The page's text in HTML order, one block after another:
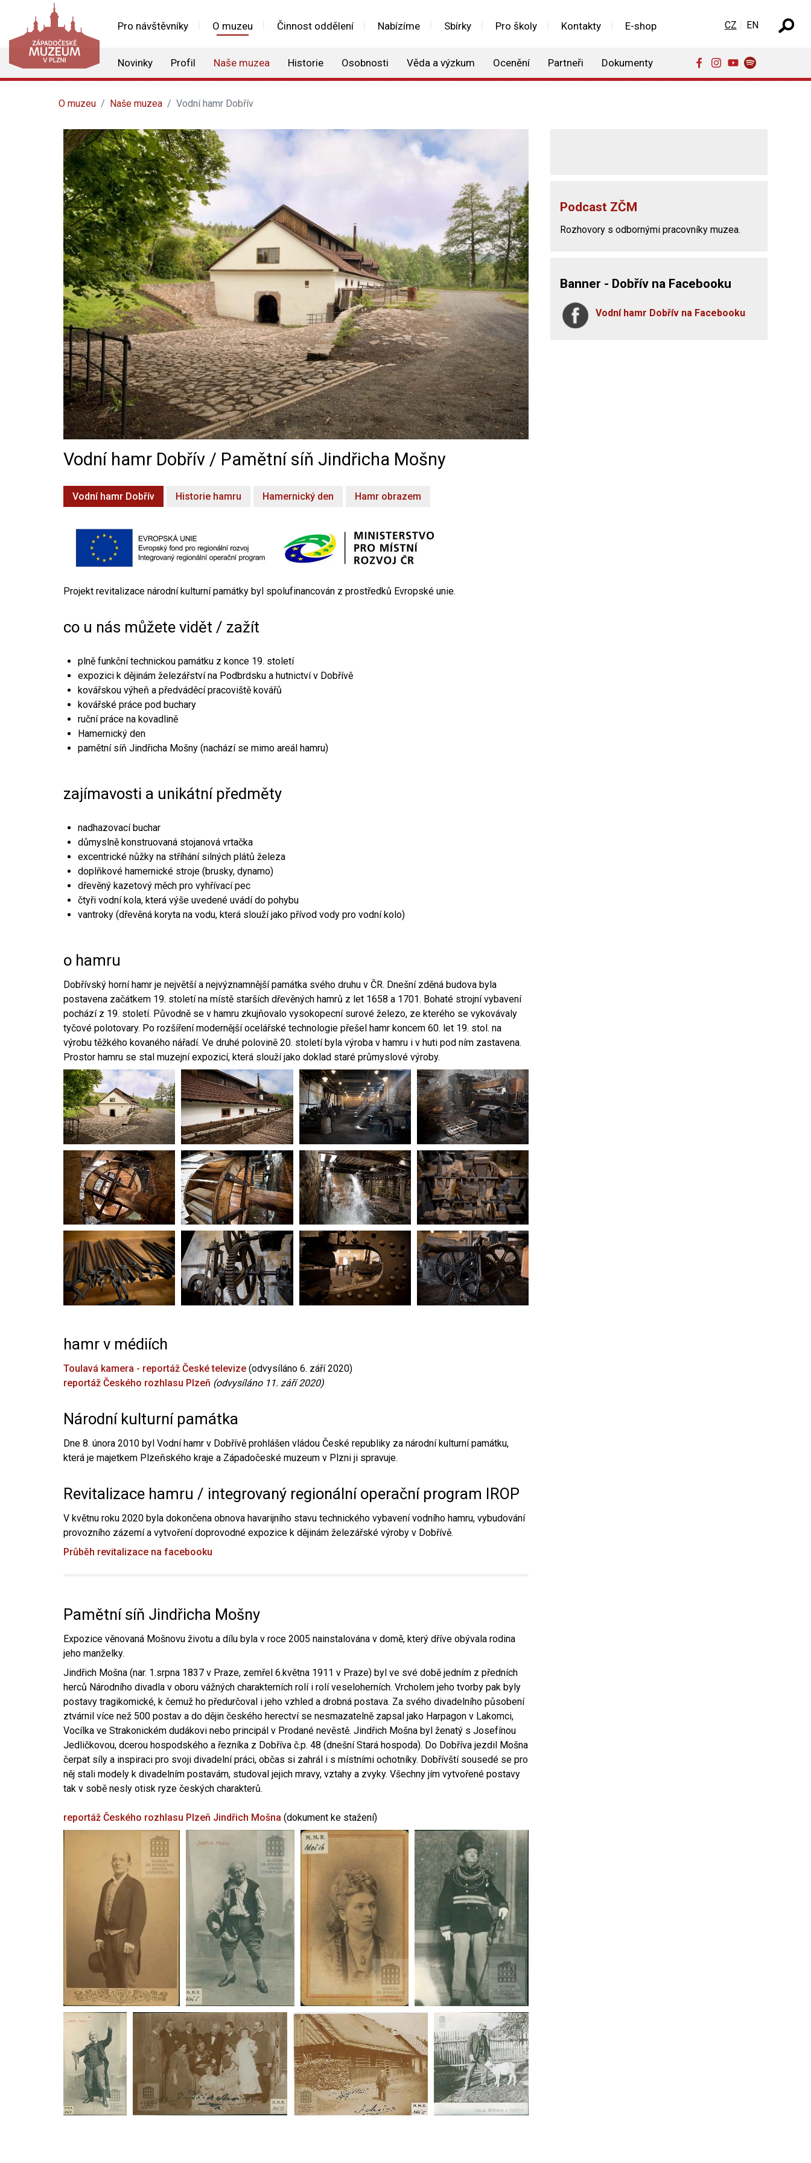
Pro návštěvníky O muzeu Činnost oddělení Nabízíme Sbírky Pro školy Kontakty E-shop
Novinky Profil Naše muzea Historie Osobnosti Věda a výzkum Ocenění Partneři Dokumenty
Zvolte jazyk
CZ EN
O muzeu Naše muzea Vodní hamr Dobřív
Vodní hamr Dobřív / Pamětní síň Jindřicha Mošny
Vodní hamr Dobřív Historie hamru Hamernický den Hamr obrazem
Projekt revitalizace národní kulturní památky byl spolufinancován z prostředků Evropské unie.
co u nás můžete vidět / zažít
plně funkční technickou památku z konce 19. století
expozici k dějinám železářství na Podbrdsku a hutnictví v Dobřívě
kovářskou výheň a předváděcí pracoviště kovářů
kovářské práce pod buchary
ruční práce na kovadlině
Hamernický den
pamětní síň Jindřicha Mošny (nachází se mimo areál hamru)
zajímavosti a unikátní předměty
nadhazovací buchar
důmyslně konstruovaná stojanová vrtačka
excentrické nůžky na stříhání silných plátů železa
doplňkové hamernické stroje (brusky, dynamo)
dřevěný kazetový měch pro vyhřívací pec
čtyři vodní kola, která výše uvedené uvádí do pohybu
vantroky (dřevěná koryta na vodu, která slouží jako přívod vody pro vodní kolo)
o hamru
Dobřívský horní hamr je největší a nejvýznamnější památka svého druhu v ČR. Dnešní zděná budova byla
postavena začátkem 19. století na místě starších dřevěných hamrů z let 1658 a 1701. Bohaté strojní vybavení
pochází z 19. století. Původně se v hamru zkujňovalo vysokopecní surové železo, ze kterého se vykovávaly
tyčové polotovary. Po rozšíření modernější ocelářské technologie přešel hamr koncem 60. let 19. stol. na
výrobu těžkého kovaného nářadí. Ve druhé polovině 20. století byla výroba v hamru i v huti pod ním zastavena.
Prostor hamru se stal muzejní expozicí, která slouží jako doklad staré průmyslové výroby.
hamr v médiích
Toulavá kamera - reportáž České televize (odvysíláno 6. září 2020)
reportáž Českého rozhlasu Plzeň (odvysíláno 11. září 2020)
Národní kulturní památka
Dne 8. února 2010 byl Vodní hamr v Dobřívě prohlášen vládou České republiky za národní kulturní památku,
která je majetkem Plzeňského kraje a Západočeské muzeum v Plzni ji spravuje.
Revitalizace hamru / integrovaný regionální operační program IROP
V květnu roku 2020 byla dokončena obnova havarijního stavu technického vybavení vodního hamru, vybudování
provozního zázemí a vytvoření doprovodné expozice k dějinám železářské výroby v Dobřívě.
Průběh revitalizace na facebooku
Pamětní síň Jindřicha Mošny
Expozice věnovaná Mošnovu životu a dílu byla v roce 2005 nainstalována v domě, který dříve obývala rodina
jeho manželky.
Jindřich Mošna (nar. 1.srpna 1837 v Praze, zemřel 6.května 1911 v Praze) byl ve své době jedním z předních
herců Národního divadla v oboru vážných charakterních rolí i rolí veseloherních. Vrcholem jeho tvorby pak byly
postavy tragikomické, k čemuž ho předurčoval i jeho vzhled a drobná postava. Za svého divadelního působení
ztvárnil více než 500 postav a do dějin českého herectví se nesmazatelně zapsal jako Harpagon v Lakomci,
Vocílka ve Strakonickém dudákovi nebo principál v Prodané nevěstě. Jindřich Mošna byl ženatý s Josefínou
Jedličkovou, dcerou hospodského a řezníka z Dobříva č.p. 48 (dnešní Stará hospoda). Do Dobříva jezdil Mošna
čerpat síly a inspiraci pro svoji divadelní práci, občas si zahrál i s místními ochotníky. Dobřívští sousedé se pro
něj stali modely k divadelním postavám, studoval jejich mravy, vztahy a zvyky. Všechny jím vytvořené postavy
tak v sobě nesly otisk ryze českých charakterů.
reportáž Českého rozhlasu Plzeň Jindřich Mošna (dokument ke stažení)
Podcast ZČM
Rozhovory s odbornými pracovníky muzea.
Banner - Dobřív na Facebooku
Vodní hamr Dobřív na Facebooku